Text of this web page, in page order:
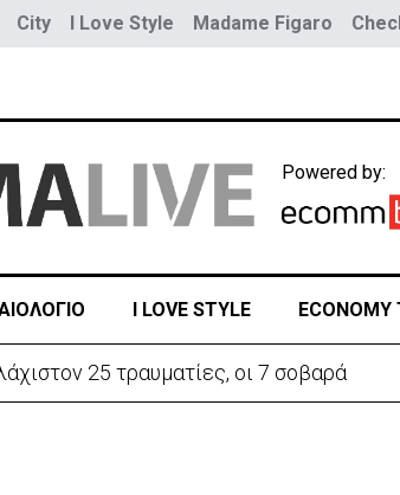
City I Love Style Madame Figaro
Powered by:
I LOVE STYLE ECONOMY
των Ημικρατικών Οργανισμών